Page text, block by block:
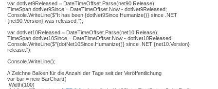
var dotNet9Released = DateTimeOffset.Parse(net90.Release);
TimeSpan dotNet9Since = DateTimeOffset.Now - dotNet9Released;
Console.WriteLine($"It has been {dotNet9Since.Humanize()} since .NET
{net90.Version} was released.");
var dotNet10Released = DateTimeOffset.Parse(net10.Release);
TimeSpan dotNet10Since = DateTimeOffset.Now - dotNet10Released;
Console.WriteLine($"{dotNet10Since.Humanize()} since .NET {net10.Version}
release.");
Console.WriteLine();
// Zeichne Balken für die Anzahl der Tage seit der Veröffentlichung
var bar = new BarChart()
.Width(100)